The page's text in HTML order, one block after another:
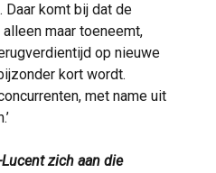
Daar komt bij dat de
maar toeneemt,
op nieuwe
kort wordt.
met name uit
zich aan die